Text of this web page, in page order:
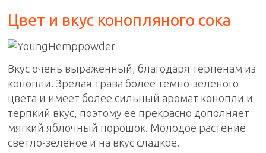
Цвет и вкус конопляного сока
Вкус очень выраженный, благодаря терпенам из
конопли. Зрелая трава более темно-зеленого
цвета и имеет более сильный аромат конопли и
терпкий вкус, поэтому ее прекрасно дополняет
мягкий яблочный порошок. Молодое растение
светло-зеленое и на вкус сладкое.